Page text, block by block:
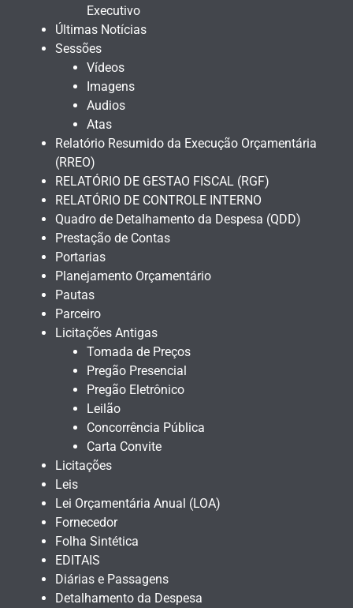
Executivo
Últimas Notícias
Sessões
Vídeos
Imagens
Audios
Atas
Relatório Resumido da Execução Orçamentária
(RREO)
RELATÓRIO DE GESTAO FISCAL (RGF)
RELATÓRIO DE CONTROLE INTERNO
Quadro de Detalhamento da Despesa (QDD)
Prestação de Contas
Portarias
Planejamento Orçamentário
Pautas
Parceiro
Licitações Antigas
Tomada de Preços
Pregão Presencial
Pregão Eletrônico
Leilão
Concorrência Pública
Carta Convite
Licitações
Leis
Lei Orçamentária Anual (LOA)
Fornecedor
Folha Sintética
EDITAIS
Diárias e Passagens
Detalhamento da Despesa